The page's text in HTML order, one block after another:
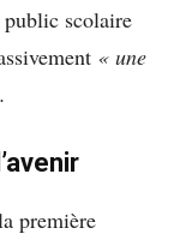
scolaire
« une
première